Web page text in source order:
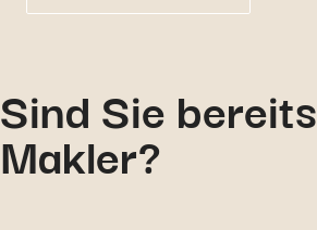
Sind Sie bereits
Makler?